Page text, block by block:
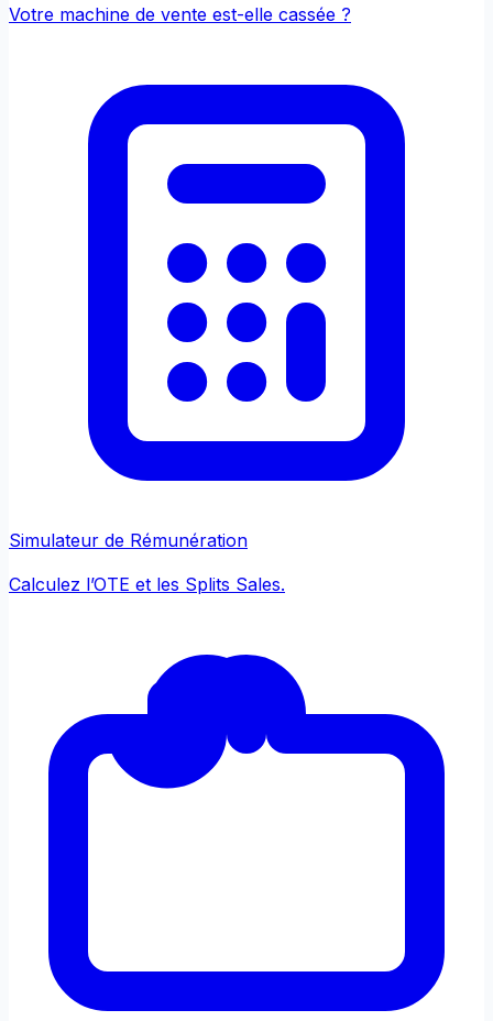
Votre machine de vente est-elle cassée ?
Simulateur de Rémunération
Calculez l’OTE et les Splits Sales.